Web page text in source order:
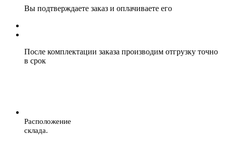
Вы подтверждаете заказ и оплачиваете его
После комплектации заказа производим отгрузку точно
в срок
Расположение
склада.